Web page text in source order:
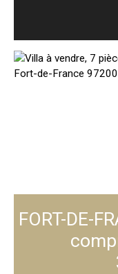
FORT-DE-